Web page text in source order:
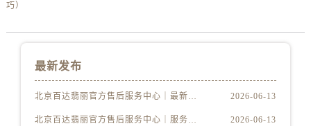
巧）
最新发布
北京百达翡丽官方售后服务中心｜最新电话及地址权威信息公示（2026年6月最新） 2026-06-13
北京百达翡丽官方售后服务中心｜服务热线及办公地址权威信息公示（2026年6月最新） 2026-06-13